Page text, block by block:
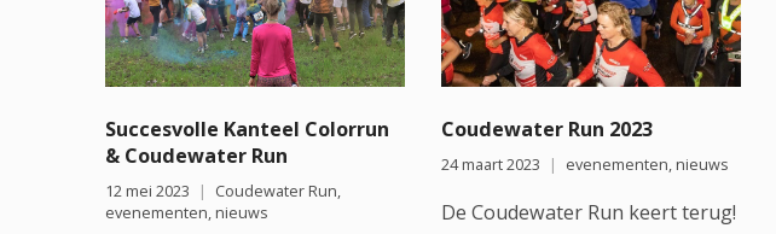
Succesvolle Kanteel Colorrun
& Coudewater Run
12 mei 2023 Coudewater Run,
evenementen, nieuws
Coudewater Run 2023
24 maart 2023 evenementen, nieuws
De Coudewater Run keert terug!